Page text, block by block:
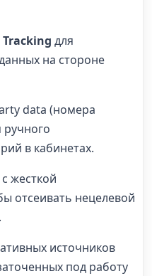
Tracking для
на стороне
data (номера
в кабинетах.
жесткой
отсеивать нецелевой
источников
под работу